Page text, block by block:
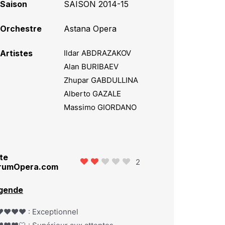
Saison SAISON 2014-15
Orchestre Astana Opera
Artistes
Ildar ABDRAZAKOV
Alan BURIBAEV
Zhupar GABDULLINA
Alberto GAZALE
Massimo GIORDANO
2
: Exceptionnel